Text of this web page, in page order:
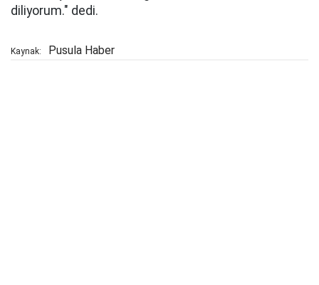
diliyorum." dedi.
Kaynak: Pusula Haber